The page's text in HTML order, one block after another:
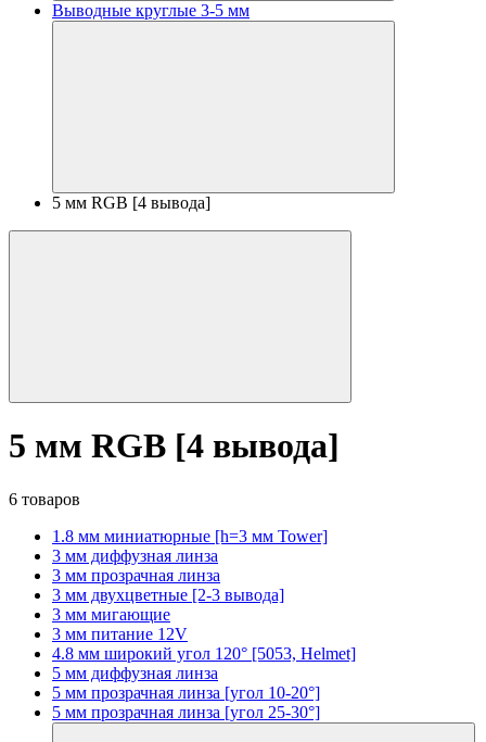
Выводные круглые 3-5 мм
5 мм RGB [4 вывода]
5 мм RGB [4 вывода]
6 товаров
1.8 мм миниатюрные [h=3 мм Tower]
3 мм диффузная линза
3 мм прозрачная линза
3 мм двухцветные [2-3 вывода]
3 мм мигающие
3 мм питание 12V
4.8 мм широкий угол 120° [5053, Helmet]
5 мм диффузная линза
5 мм прозрачная линза [угол 10-20°]
5 мм прозрачная линза [угол 25-30°]